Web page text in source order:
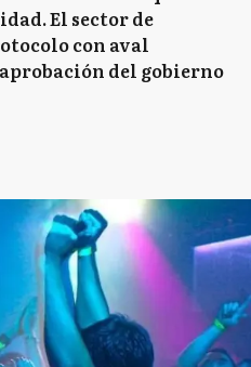
El sector de
con aval
del gobierno